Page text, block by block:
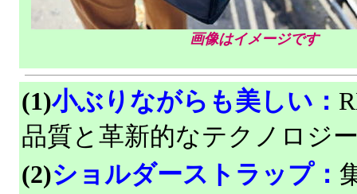
画像はイメージです
(1)小ぶりながらも美しい：
品質と革新的なテクノロジ
(2)ショルダーストラップ：